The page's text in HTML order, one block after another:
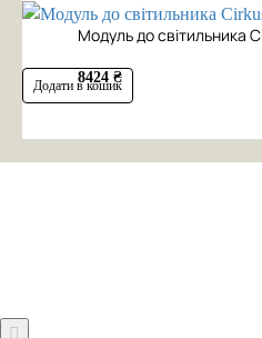
Модуль до світильника
8424 ₴
Додати в кошик